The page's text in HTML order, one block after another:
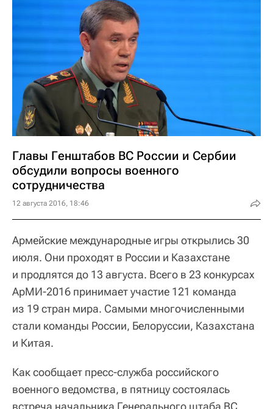
Главы Генштабов ВС России и Сербии
обсудили вопросы военного
сотрудничества
12 августа 2016, 18:46
Армейские международные игры открылись 30
июля. Они проходят в России и Казахстане
и продлятся до 13 августа. Всего в 23 конкурсах
АрМИ-2016 принимает участие 121 команда
из 19 стран мира. Самыми многочисленными
стали команды России, Белоруссии, Казахстана
и Китая.
Как сообщает пресс-служба российского
военного ведомства, в пятницу состоялась
встреча начальника Генерального штаба ВС